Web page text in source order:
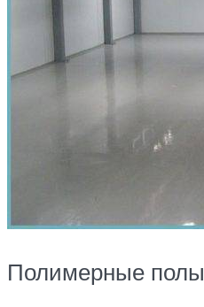
Полимерные полы